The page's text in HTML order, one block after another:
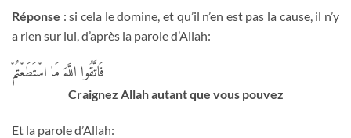
Réponse : si cela le domine, et qu’il n’en est pas la cause, il n’y
a rien sur lui, d’après la parole d’Allah:
فَاتَّقُوا اللَّهَ مَا اسْتَطَعْتُمْ
Craignez Allah autant que vous pouvez
Et la parole d’Allah: